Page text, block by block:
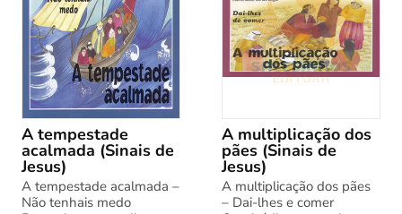
A tempestade
acalmada (Sinais de
Jesus)
A tempestade acalmada –
Não tenhais medo
A multiplicação dos
pães (Sinais de
Jesus)
A multiplicação dos pães
– Dai-lhes e comer